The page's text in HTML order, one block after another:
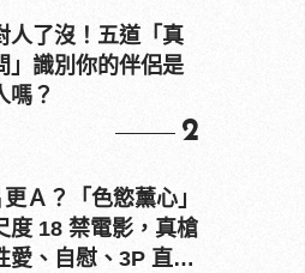
人了沒！五道「真
」識別你的伴侶是
嗎？
2
Ａ？「色慾薰心」
度 18 禁電影，真槍
愛、自慰、3P 直接